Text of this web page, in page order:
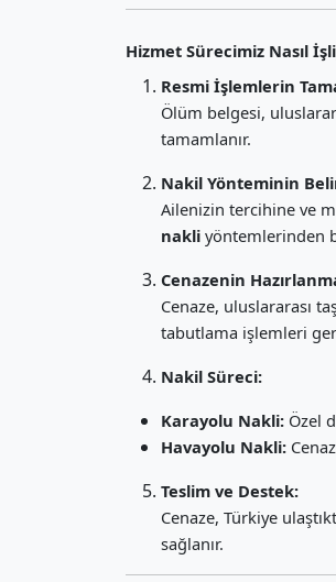
Hizmet Sürecimiz Nasıl
Resmi İşlemlerin
Ölüm belgesi,
tamamlanır.
Nakil Yönteminin
Ailenizin tercihine ve
nakli yöntemlerinden
Cenazenin
Cenaze, uluslararası
tabutlama işlemleri
Nakil Süreci:
Karayolu Nakli: Özel
Havayolu Nakli:
Teslim ve Destek:
Cenaze, Türkiye
sağlanır.